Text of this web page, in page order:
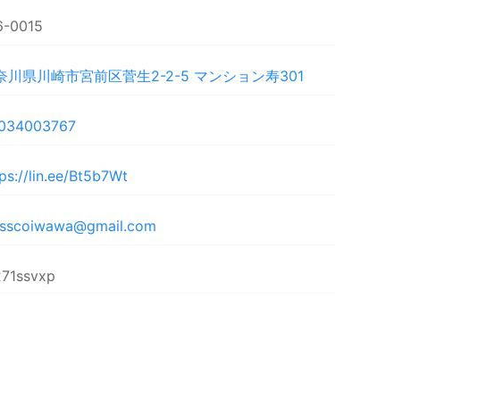
0015
川県川崎市宮前区菅生2-2-5 マンション寿301
lin.ee/Bt5b7Wt